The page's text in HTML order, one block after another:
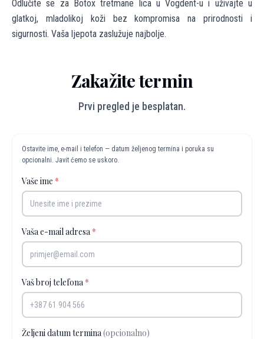
Odlučite se za Botox tretmane lica u Vogdent-u i uživajte u
glatkoj, mladolikoj koži bez kompromisa na prirodnosti i
sigurnosti. Vaša ljepota zaslužuje najbolje.
Zakažite termin
Prvi pregled je besplatan.
Ostavite ime, e-mail i telefon — datum željenog termina i poruka su
opcionalni. Javit ćemo se uskoro.
Vaše ime *
Vaša e-mail adresa *
Vaš broj telefona *
Željeni datum termina(opcionalno)